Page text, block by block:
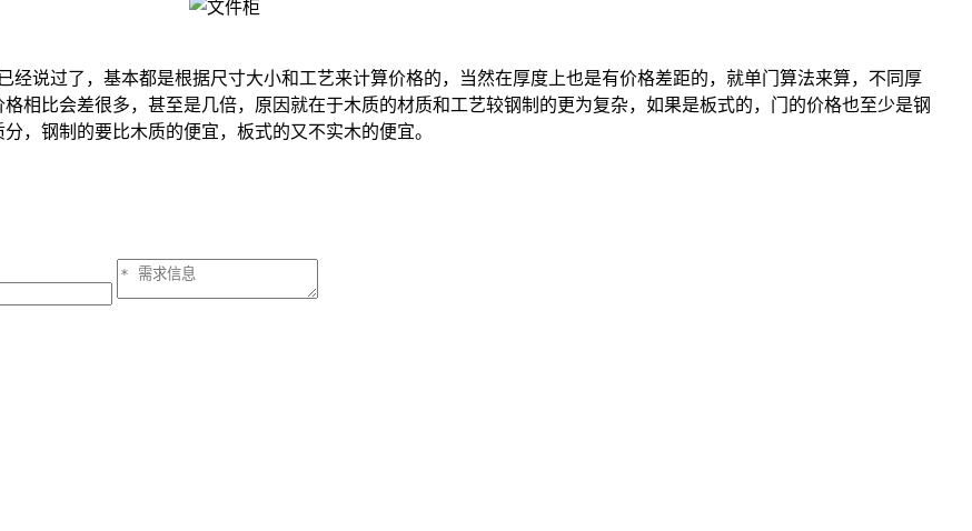
过了，基本都是根据尺寸大小和工艺来计算价格的，当然在厚度上也是有价格差距的，就单门算法来算，不同厚
相比会差很多，甚至是几倍，原因就在于木质的材质和工艺较钢制的更为复杂，如果是板式的，门的价格也至少是钢
，钢制的要比木质的便宜，板式的又不实木的便宜。